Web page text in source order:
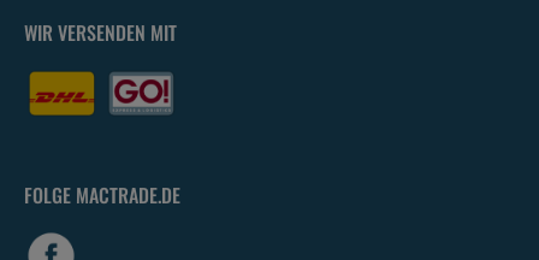
WIR VERSENDEN MIT
FOLGE MACTRADE.DE